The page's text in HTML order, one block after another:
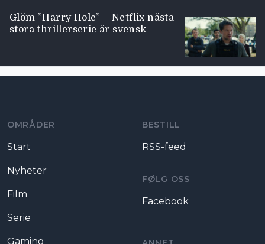
Glöm ”Harry Hole” – Netflix nästa
stora thrillerserie är svensk
OMRÅDER
Start
Nyheter
Film
Serie
Gaming
BESTILL
RSS-feed
FØLG OSS
Facebook